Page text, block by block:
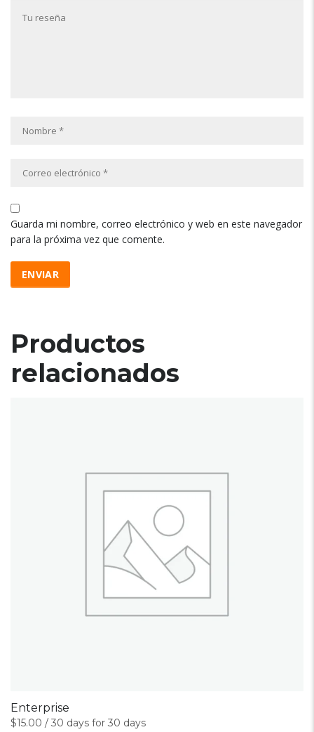
Guarda mi nombre, correo electrónico y web en este navegador
para la próxima vez que comente.
Productos
relacionados
Enterprise
$15.00 / 30 days for 30 days